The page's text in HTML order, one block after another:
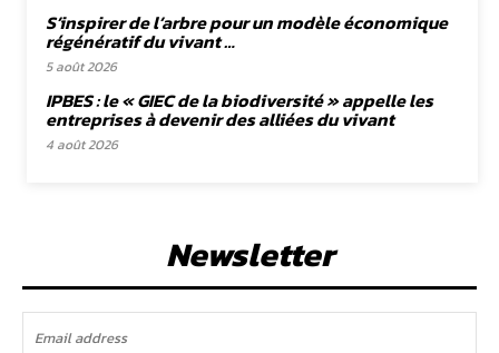
S’inspirer de l’arbre pour un modèle économique
régénératif du vivant …
5 août 2026
IPBES : le « GIEC de la biodiversité » appelle les
entreprises à devenir des alliées du vivant
4 août 2026
Newsletter